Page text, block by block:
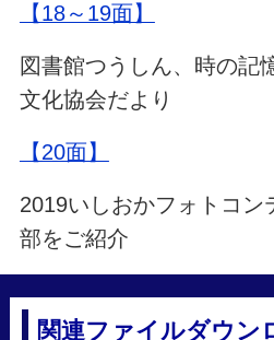
【18～19面】
図書館つうしん、時の記
文化協会だより
【20面】
2019いしおかフォトコン
部をご紹介
関連ファイルダウン